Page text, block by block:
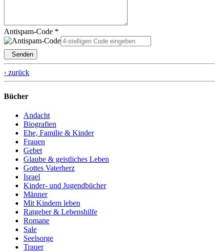
Antispam-Code *
Senden
› zurück
Bücher
Andacht
Biografien
Ehe, Familie & Kinder
Frauen
Gebet
Glaube & geistliches Leben
Gottes Vaterherz
Israel
Kinder- und Jugendbücher
Männer
Mit Kindern leben
Ratgeber & Lebenshilfe
Romane
Sale
Seelsorge
Trauer